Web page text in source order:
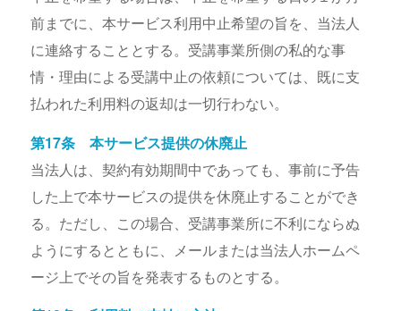
前までに、本サービス利用中止希望の旨を、当法人
に連絡することとする。受講事業所側の私的な事
情・理由による受講中止の依頼については、既に支
払われた利用料の返却は一切行わない。
第17条 本サービス提供の休廃止
当法人は、契約有効期間中であっても、事前に予告
した上で本サービスの提供を休廃止することができ
る。ただし、この場合、受講事業所に不利にならぬ
ようにするとともに、メールまたは当法人ホームペ
ージ上でその旨を発表するものとする。